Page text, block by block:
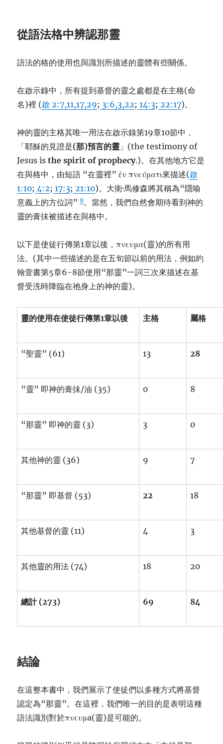
從語法格中辨認那靈
語法的格的使用也與識別所描述的靈體有些關係。
在啟示錄中，所有提到基督的靈之處都是在主格(命
名)裡 (啟 2:7,11,17,29; 3:6,3,22; 14:3; 22:17)。
神的靈的主格其唯一用法在啟示錄第19章10節中，
「耶穌的見證是(那)預言的靈 」(the testimony of
Jesus isthe spirit of prophecy.)。在其他地方它是
在與格中，由短語 “在靈裡” ἐν πνεύματι來描述(啟
1:10; 4:2; 17:3; 21:10)。大衛·馬修森將其稱為“隱喻
意義上的方位詞”9。當然，我們自然會期待看到神的
靈的膏抺被描述在與格中。
以下是使徒行傳第1章以後，πνευμα(靈)的所有用
法。(其中一些描述的是在五旬節以前的用法，例如約
翰壹書第5章6-8節使用“那靈”一詞三次來描述在基
督受洗時降臨在祂身上的神的靈)。
靈的使用在使徒行傳第1章以後 主格 屬格
“聖靈” (61) 13 28
“靈” 即神的膏抺/油 (35) 0 8
“那靈” 即神的靈 (3) 3 0
其他神的靈 (36) 9 7
“那靈” 即基督 (53) 22 18
其他基督的靈 (11) 4 3
其他靈的用法 (74) 18 20
總計 (273) 69 84
結論
在這整本書中，我們展示了使徒們以多種方式將基督
認定為“那靈”。在這裡，我們唯一的目的是表明這種
語法識別對於πνευμa(靈)是可能的。